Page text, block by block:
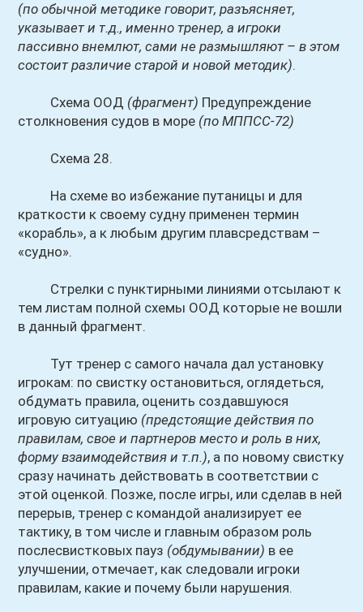
(по обычной методике говорит, разъясняет,
указывает и т.д., именно тренер, а игроки
пассивно внемлют, сами не размышляют – в этом
состоит различие старой и новой методик).
Схема ООД (фрагмент) Предупреждение
столкновения судов в море (по МППСС-72)
Схема 28.
На схеме во избежание путаницы и для
краткости к своему судну применен термин
«корабль», а к любым другим плавсредствам –
«судно».
Стрелки с пунктирными линиями отсылают к
тем листам полной схемы ООД которые не вошли
в данный фрагмент.
Тут тренер с самого начала дал установку
игрокам: по свистку остановиться, оглядеться,
обдумать правила, оценить создавшуюся
игровую ситуацию (предстоящие действия по
правилам, свое и партнеров место и роль в них,
форму взаимодействия и т.п.), а по новому свистку
сразу начинать действовать в соответствии с
этой оценкой. Позже, после игры, или сделав в ней
перерыв, тренер с командой анализирует ее
тактику, в том числе и главным образом роль
послесвистковых пауз (обдумывании) в ее
улучшении, отмечает, как следовали игроки
правилам, какие и почему были нарушения.